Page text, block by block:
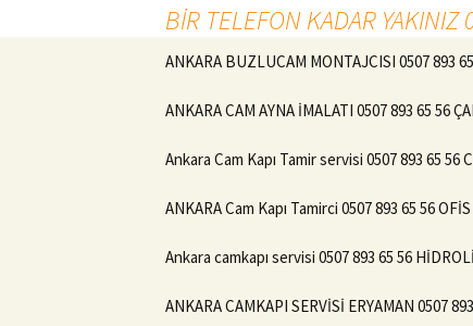
BİR TELEFON KADAR YAKINIZ
İçeriğe geç
ANKARA BUZLUCAM MONTAJCISI 0507 893
ANKARA CAM AYNA İMALATI 0507 893 65 56
Ankara Cam Kapı Tamir servisi 0507 893 65 56
ANKARA Cam Kapı Tamirci 0507 893 65 56
Ankara camkapı servisi 0507 893 65 56
ANKARA CAMKAPI SERVİSİ ERYAMAN 0507